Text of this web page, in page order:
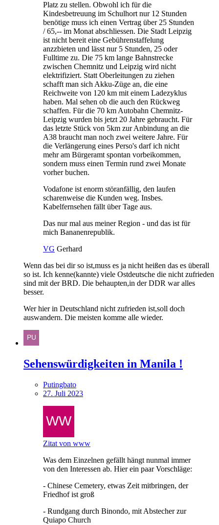
Platz zu stellen. Obwohl ich für die
Kindesbetreuung im Schulhort nur 12 Stunden
benötige muss ich einen Vertrag über 25 Stunden
/ 65,-- im Monat abschliessen. Die Stadt Leipzig
ist nicht bereit eine Gebührenstaffelung
anzzbieten und lässt nur 5 Stunden, 25 oder
Fulltime zu. Die 75 km lange Bahnstrecke
zwischen Chemnitz und Leipzig wird nicht
elektrifiziert. Statt Oberleitungen zu ziehen
schafft man sich Akku-Züge an, die eine
Reichweite von 120 km mit einem Ladezyklus
haben. Mal sehen ob die auch den Rückweg
schaffen. Für die 70 km Autobahn Chemnitz-
Leipzig wurden bis jetzt 20 Jahre gebraucht. Für
das letzte Stück von 5km zur Anbindung an die
A38 braucht man noch zwei weitere Jahre. Für
die Verlängerung eines Perso's darf ich nicht
mehr am Bürgeramt spontan vorbeikommen,
sondern muss einen Termin rund zwei Monate
vorher buchen.
Vodafone ist enorm störanfällig, den laufen
scharenweise die Kunden weg. Insbes.
Kabelfernsehen fällt über Tage aus.
Das nur mal aus meiner Region - und das ist für
mich Bananenrepublik.
VG Gerhard
Wenn das bei dir so ist,muss es ja nicht heißen das es überall
so ist. Ich kenne(kannte) viele Ostdeutsche die nicht zufrieden
sind mit der BRD. Die behaupten,in der DDR war alles
besser.
Wer hier in Deutschland nicht zufrieden ist,soll doch
auswandern. Die meisten komme alle wieder.
Sehenswürdigkeiten in Manila !
Putingbato
27. Juli 2023
Zitat von www
Was dem Einzelnen gefällt hängt nunmal immer
von den Interessen ab. Hier ein paar Vorschläge:
- Chinese Cemetery, etwas Zeit mitbringen, der
Friedhof ist groß
- Rundgang durch Binondo, mit Abstecher zur
Quiapo Church